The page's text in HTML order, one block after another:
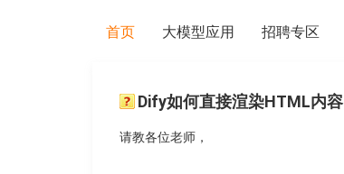
首页 大模型应用 招聘专区
Dify如何直接渲染HTML内容
请教各位老师，